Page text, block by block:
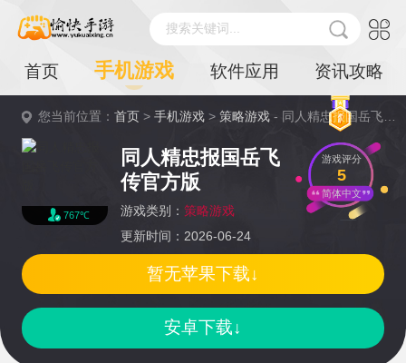
搜索关键词...
首页 手机游戏 软件应用 资讯攻略
您当前位置：首页 >手机游戏 >策略游戏 - 同人精忠报国岳飞传官方版详情
767℃
同人精忠报国岳飞
传官方版
游戏类别： 策略游戏
更新时间：2026-06-24
游戏评分
5
简体中文
安卓下载↓
暂无苹果下载↓